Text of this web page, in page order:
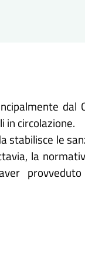
dal
in circolazione.
stabilisce le
la